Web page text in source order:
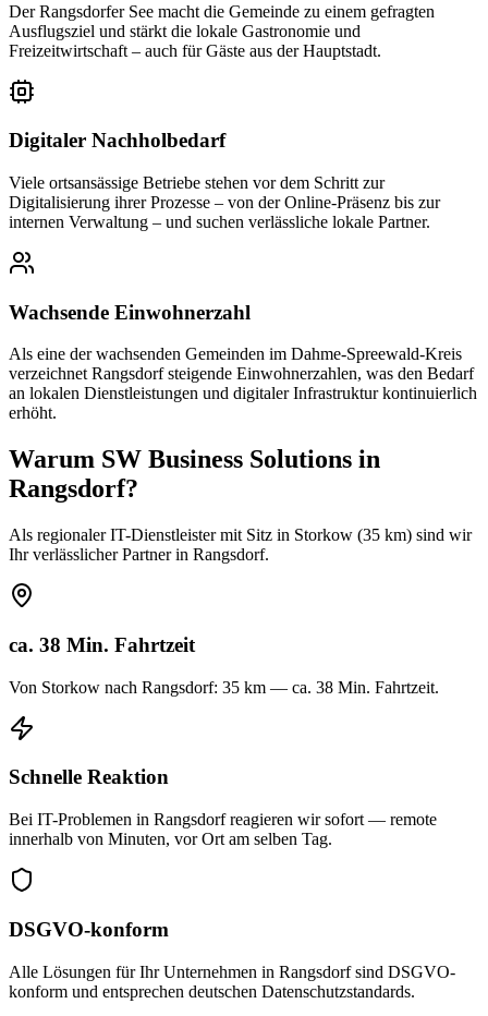
Der Rangsdorfer See macht die Gemeinde zu einem gefragten
Ausflugsziel und stärkt die lokale Gastronomie und
Freizeitwirtschaft – auch für Gäste aus der Hauptstadt.
Digitaler Nachholbedarf
Viele ortsansässige Betriebe stehen vor dem Schritt zur
Digitalisierung ihrer Prozesse – von der Online-Präsenz bis zur
internen Verwaltung – und suchen verlässliche lokale Partner.
Wachsende Einwohnerzahl
Als eine der wachsenden Gemeinden im Dahme-Spreewald-Kreis
verzeichnet Rangsdorf steigende Einwohnerzahlen, was den Bedarf
an lokalen Dienstleistungen und digitaler Infrastruktur kontinuierlich
erhöht.
Warum SW Business Solutions in
Rangsdorf?
Als regionaler IT-Dienstleister mit Sitz in Storkow (35 km) sind wir
Ihr verlässlicher Partner in Rangsdorf.
ca. 38 Min. Fahrtzeit
Von Storkow nach Rangsdorf: 35 km — ca. 38 Min. Fahrtzeit.
Schnelle Reaktion
Bei IT-Problemen in Rangsdorf reagieren wir sofort — remote
innerhalb von Minuten, vor Ort am selben Tag.
DSGVO-konform
Alle Lösungen für Ihr Unternehmen in Rangsdorf sind DSGVO-
konform und entsprechen deutschen Datenschutzstandards.